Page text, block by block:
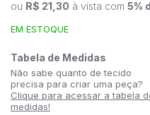
ou R$ 21,30 à vista com 5%
EM ESTOQUE
Tabela de Medidas
Não sabe quanto de tecido
precisa para criar uma peça?
Clique para acessar a tabela
medidas!